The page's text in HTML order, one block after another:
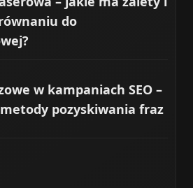
do
w kampaniach SEO –
pozyskiwania fraz